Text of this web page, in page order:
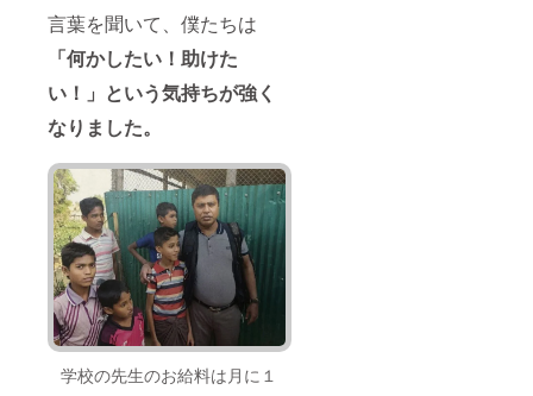
言葉を聞いて、僕たちは
「何かしたい！助けた
い！」という気持ちが強く
なりました。
学校の先生のお給料は月に１